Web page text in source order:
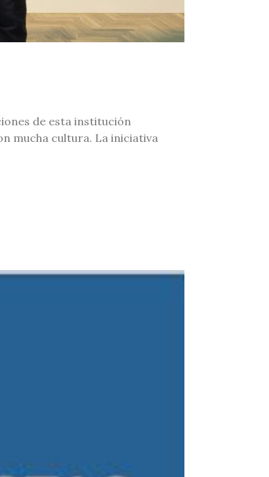
de esta institución
mucha cultura. La iniciativa